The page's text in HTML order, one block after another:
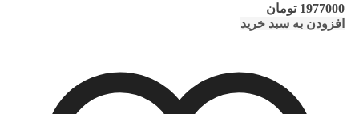
1977000 تومان
افزودن به سبد خرید